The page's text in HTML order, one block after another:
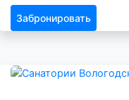
Забронировать